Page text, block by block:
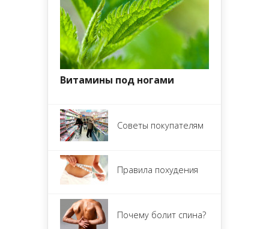
Витамины под ногами
Советы покупателям
Правила похудения
Почему болит спина?